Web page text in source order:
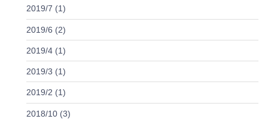
2019/7 (1)
2019/6 (2)
2019/4 (1)
2019/3 (1)
2019/2 (1)
2018/10 (3)